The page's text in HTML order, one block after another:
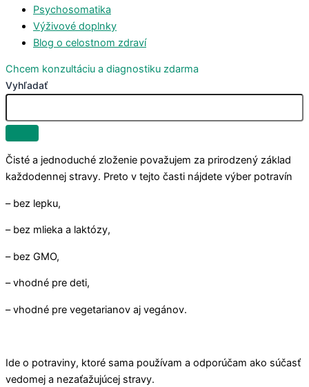
Psychosomatika
Výživové doplnky
Blog o celostnom zdraví
Chcem konzultáciu a diagnostiku zdarma
Vyhľadať
Čisté a jednoduché zloženie považujem za prirodzený základ
každodennej stravy. Preto v tejto časti nájdete výber potravín
– bez lepku,
– bez mlieka a laktózy,
– bez GMO,
– vhodné pre deti,
– vhodné pre vegetarianov aj vegánov.
Ide o potraviny, ktoré sama používam a odporúčam ako súčasť
vedomej a nezaťažujúcej stravy.